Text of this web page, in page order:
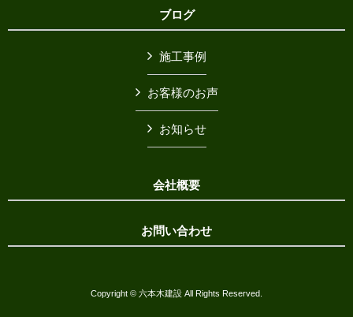
ブログ
施工事例
お客様のお声
お知らせ
会社概要
お問い合わせ
Copyright © 六本木建設 All Rights Reserved.